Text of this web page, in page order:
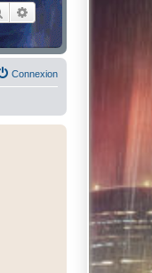
RechercherRecherche avancée
Connexion